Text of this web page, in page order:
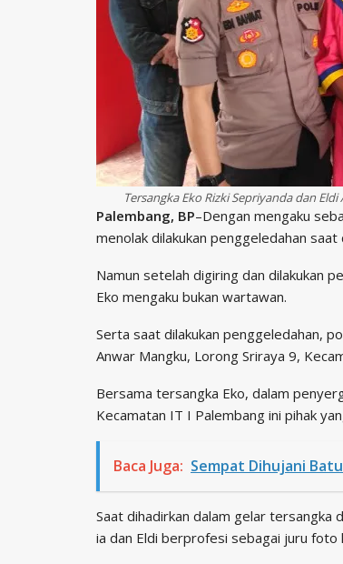
Tersangka Eko Rizki Sepriyanda dan
Palembang, BP–Dengan mengaku
menolak dilakukan penggeledahan
Namun setelah digiring dan dilakukan
Eko mengaku bukan wartawan.
Serta saat dilakukan penggeledahan,
Anwar Mangku, Lorong Sriraya 9,
Bersama tersangka Eko, dalam
Kecamatan IT I Palembang ini pihak
Baca Juga: Sempat Dihujani
Saat dihadirkan dalam gelar tersangka
ia dan Eldi berprofesi sebagai juru foto